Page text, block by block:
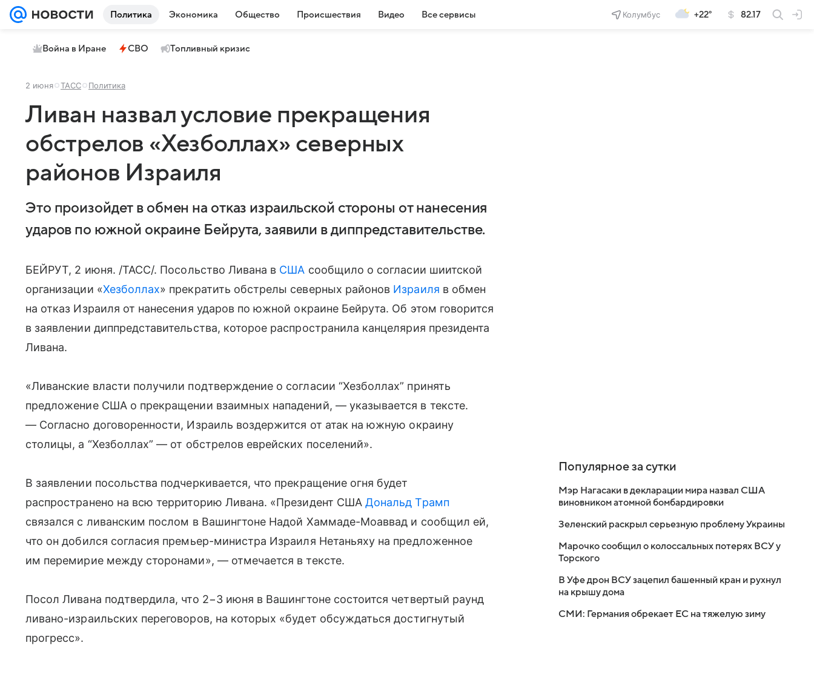
Политика Экономика Общество Происшествия Видео Все сервисы Колумбус +22° 82.17
Война в Иране СВО Топливный кризис
2 июня ТАСС Политика
Ливан назвал условие прекращения
обстрелов «Хезболлах» северных
районов Израиля
Это произойдет в обмен на отказ израильской стороны от нанесения
ударов по южной окраине Бейрута, заявили в диппредставительстве.
БЕЙРУТ, 2 июня. /ТАСС/. Посольство Ливана в США сообщило о согласии шиитской
организации «Хезболлах» прекратить обстрелы северных районов Израиля в обмен
на отказ Израиля от нанесения ударов по южной окраине Бейрута. Об этом говорится
в заявлении диппредставительства, которое распространила канцелярия президента
Ливана.
«Ливанские власти получили подтверждение о согласии “Хезболлах” принять
предложение США о прекращении взаимных нападений, — указывается в тексте.
— Согласно договоренности, Израиль воздержится от атак на южную окраину
столицы, а “Хезболлах” — от обстрелов еврейских поселений».
В заявлении посольства подчеркивается, что прекращение огня будет
распространено на всю территорию Ливана. «Президент СШАДональд Трамп
связался с ливанским послом в Вашингтоне Надой Хаммаде-Моаввад и сообщил ей,
что он добился согласия премьер-министра Израиля Нетаньяху на предложенное
им перемирие между сторонами», — отмечается в тексте.
Посол Ливана подтвердила, что 2−3 июня в Вашингтоне состоится четвертый раунд
ливано-израильских переговоров, на которых «будет обсуждаться достигнутый
прогресс».
Популярное за сутки
Мэр Нагасаки в декларации мира назвал США
виновником атомной бомбардировки
Зеленский раскрыл серьезную проблему Украины
Марочко сообщил о колоссальных потерях ВСУ у
Торского
В Уфе дрон ВСУ зацепил башенный кран и рухнул
на крышу дома
СМИ: Германия обрекает ЕС на тяжелую зиму